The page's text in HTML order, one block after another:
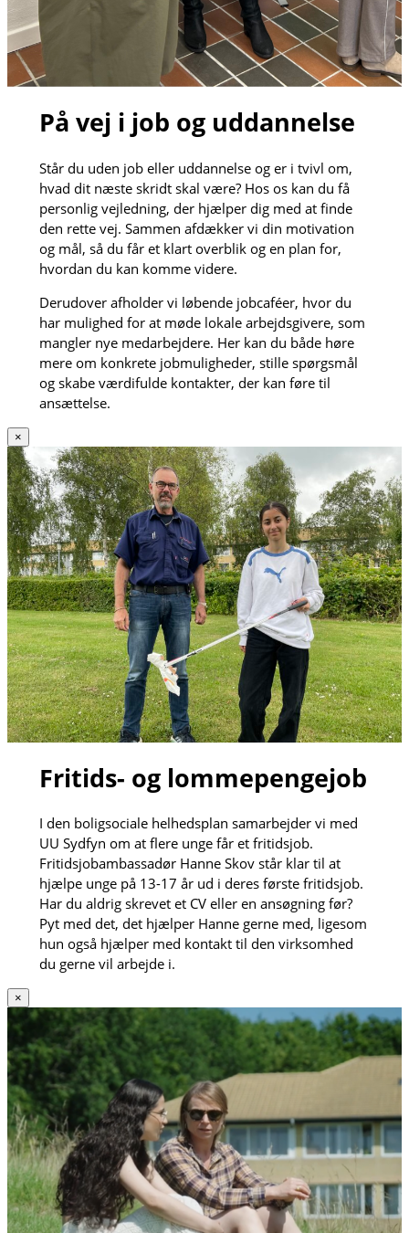
På vej i job og uddannelse
Står du uden job eller uddannelse og er i tvivl om,
hvad dit næste skridt skal være? Hos os kan du få
personlig vejledning, der hjælper dig med at finde
den rette vej. Sammen afdækker vi din motivation
og mål, så du får et klart overblik og en plan for,
hvordan du kan komme videre.
Derudover afholder vi løbende jobcaféer, hvor du
har mulighed for at møde lokale arbejdsgivere, som
mangler nye medarbejdere. Her kan du både høre
mere om konkrete jobmuligheder, stille spørgsmål
og skabe værdifulde kontakter, der kan føre til
ansættelse.
×
Fritids- og lommepengejob
I den boligsociale helhedsplan samarbejder vi med
UU Sydfyn om at flere unge får et fritidsjob.
Fritidsjobambassadør Hanne Skov står klar til at
hjælpe unge på 13-17 år ud i deres første fritidsjob.
Har du aldrig skrevet et CV eller en ansøgning før?
Pyt med det, det hjælper Hanne gerne med, ligesom
hun også hjælper med kontakt til den virksomhed
du gerne vil arbejde i.
×